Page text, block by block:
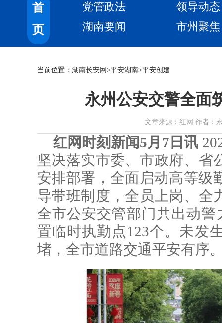
首
页
党管政法
领导动态
湖南要闻
市州聚焦
当前位置： 湖南长安网 >平安湖南>平安创建
永州公安交警全面
文章来源：红网 作者：
红网时刻新闻5月7日讯
坚决落实市委、市政府、省
安排部署，全面启动高等级
导带班制度，全员上岗、全
全市公安交管部门共出动警
置临时执勤点123个。未发
堵，全市道路交通平安有序